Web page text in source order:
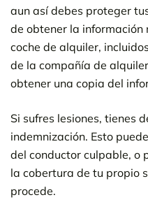
aun así debes proteger
de obtener la información
coche de alquiler,
de la compañía de
obtener una copia del
Si sufres lesiones, tienes
indemnización. Esto
del conductor culpable, o
la cobertura de tu propio
procede.